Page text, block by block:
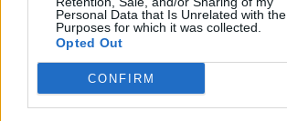
Personal Data that Is Unrelated with the
Purposes for which it was collected.
Opted Out
CONFIRM